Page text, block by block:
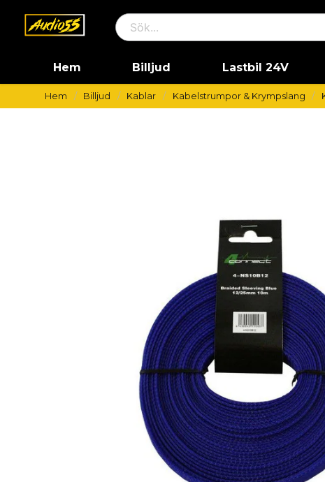
Hem Billjud Lastbil 24V
Hem Billjud Kablar Kabelstrumpor & Krympslang